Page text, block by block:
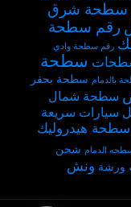
سطحة شرق
رقم سطحة
رقم سطحة وادي
سطحة
بالدمام سطحة بحفر
سطحة شمال
سيارات سريعة
سطحة هيدروليك
الدمام شحن
ورشة ونش